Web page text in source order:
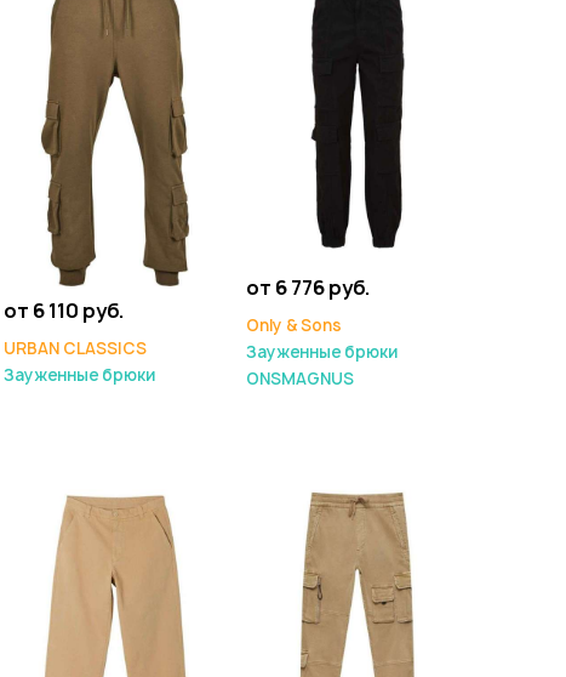
от 6 110 руб.
URBAN CLASSICS
Зауженные брюки
от 6 776 руб.
Only & Sons
Зауженные брюки
ONSMAGNUS